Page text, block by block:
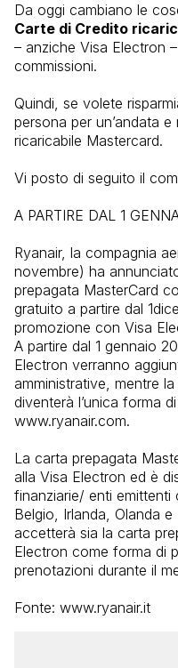
Da oggi cambiano le
Carte di Credito
– anziche Visa Electron
commissioni.
Quindi, se volete
persona per un’andata
ricaricabile Mastercard.
Vi posto di seguito il
A PARTIRE DAL 1
Ryanair, la compagnia
novembre) ha
prepagata MasterCard
gratuito a partire dal
promozione con Visa
A partire dal 1 gennaio
Electron verranno
amministrative, mentre
diventerà l’unica forma
www.ryanair.com.
La carta prepagata
alla Visa Electron ed è
finanziarie/ enti
Belgio, Irlanda, Olanda
accetterà sia la carta
Electron come forma di
prenotazioni durante il
Fonte: www.ryanair.it